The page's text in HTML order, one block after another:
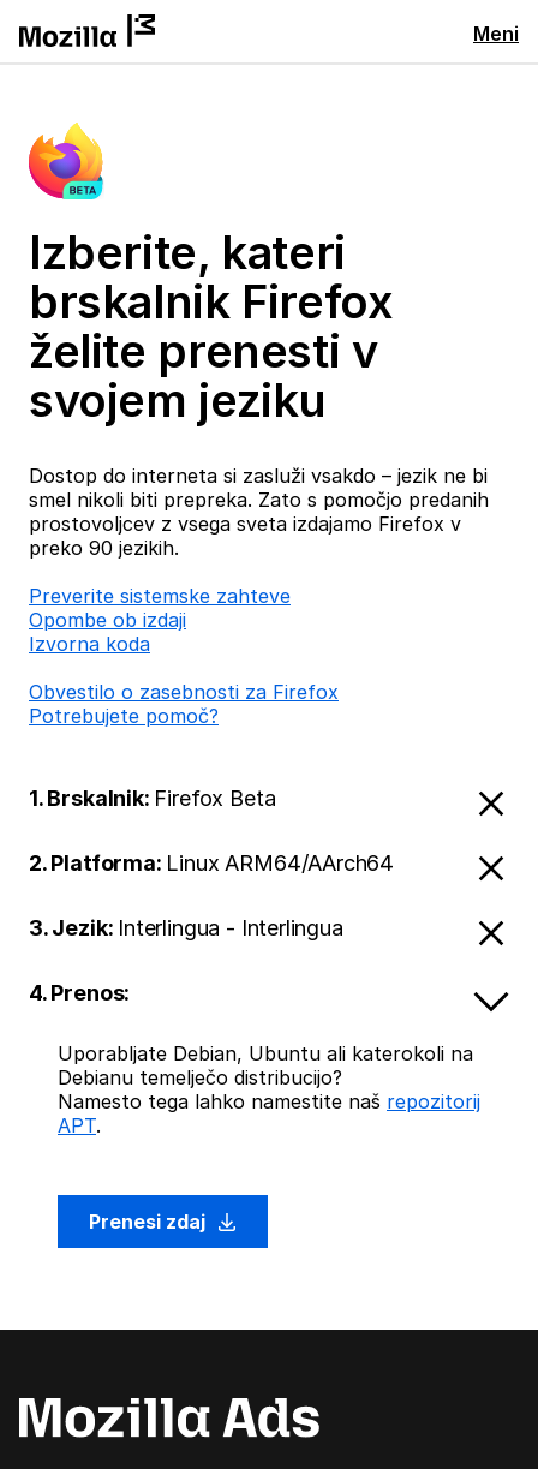
Meni
Izberite, kateri
brskalnik Firefox
želite prenesti v
svojem jeziku
Dostop do interneta si zasluži vsakdo – jezik ne bi
smel nikoli biti prepreka. Zato s pomočjo predanih
prostovoljcev z vsega sveta izdajamo Firefox v
preko 90 jezikih.
Preverite sistemske zahteve
Opombe ob izdaji
Izvorna koda
Obvestilo o zasebnosti za Firefox
Potrebujete pomoč?
1. Brskalnik: Firefox Beta
2. Platforma: Linux ARM64/AArch64
3. Jezik: Interlingua - Interlingua
4. Prenos:
Uporabljate Debian, Ubuntu ali katerokoli na
Debianu temelječo distribucijo?
Namesto tega lahko namestite naš repozitorij
APT.
Prenesi zdaj